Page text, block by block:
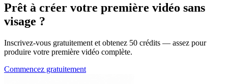
Prêt à créer votre première vidéo sans
visage ?
Inscrivez-vous gratuitement et obtenez 50 crédits — assez pour
produire votre première vidéo complète.
Commencez gratuitement